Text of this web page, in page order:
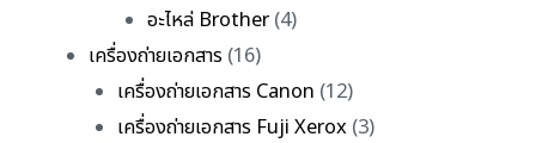
อะไหล่ Brother(4)
เครื่องถ่ายเอกสาร (16)
เครื่องถ่ายเอกสาร Canon (12)
เครื่องถ่ายเอกสาร Fuji Xerox (3)